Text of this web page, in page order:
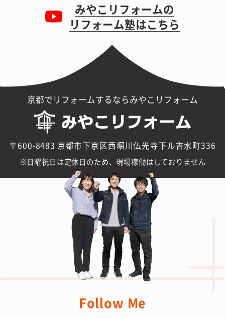
みやこリフォームの
リフォーム塾はこちら
京都でリフォームするならみやこリフォーム
〒600-8483 京都市下京区西堀川仏光寺下ル吉水町336
日曜祝日は定休日のため、現場稼働はしておりません
Follow Me